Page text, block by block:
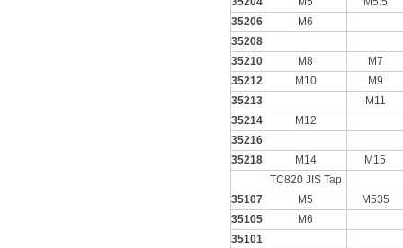
35206
M6
35208
35210
M8
M7
35212
M10
M9
35213
M11
35214
M12
35216
35218
M14
M15
TC820 JIS Tap
35107
M5
M535
35105
M6
35101